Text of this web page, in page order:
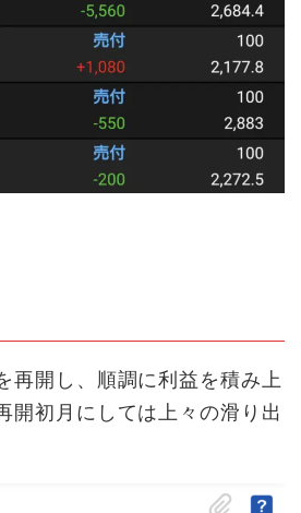
再開し、順調に利益を積み上
開初月にしては上々の滑り出